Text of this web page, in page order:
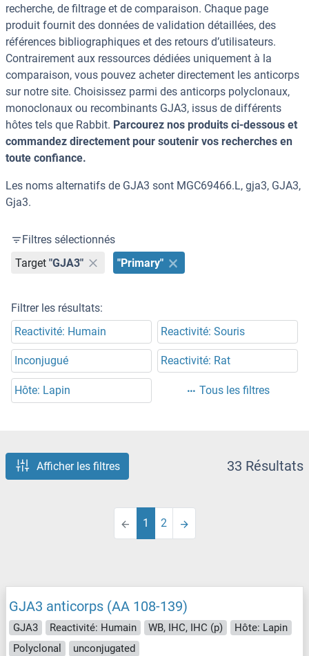
recherche, de filtrage et de comparaison. Chaque page
produit fournit des données de validation détaillées, des
références bibliographiques et des retours d’utilisateurs.
Contrairement aux ressources dédiées uniquement à la
comparaison, vous pouvez acheter directement les anticorps
sur notre site. Choisissez parmi des anticorps polyclonaux,
monoclonaux ou recombinants GJA3, issus de différents
hôtes tels que Rabbit. Parcourez nos produits ci-dessous et
commandez directement pour soutenir vos recherches en
toute confiance.
Les noms alternatifs de GJA3 sont MGC69466.L, gja3, GJA3,
Gja3.
Filtres sélectionnés
Target "GJA3" "Primary"
Filtrer les résultats:
Reactivité: Humain
Reactivité: Souris
Inconjugué Reactivité: Rat
Hôte: Lapin Tous les filtres
Afficher les filtres 33 Résultats
1 2
GJA3 anticorps (AA 108-139)
GJA3 Reactivité: Humain WB, IHC, IHC (p)
Hôte: Lapin
Polyclonal
unconjugated